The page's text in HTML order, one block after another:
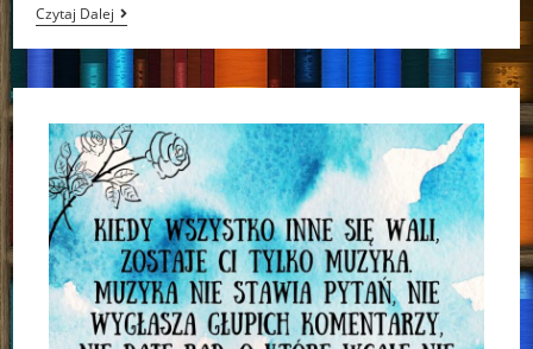
Czytaj Dalej“Z
Nakazu
Serca”
Nora
Roberts